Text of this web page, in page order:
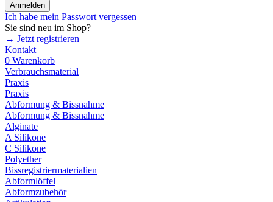
Anmelden
Ich habe mein Passwort vergessen
Sie sind neu im Shop?
→ Jetzt registrieren
Kontakt
0 Warenkorb
Verbrauchsmaterial
Praxis
Praxis
Abformung & Bissnahme
Abformung & Bissnahme
Alginate
A Silikone
C Silikone
Polyether
Bissregistriermaterialien
Abformlöffel
Abformzubehör